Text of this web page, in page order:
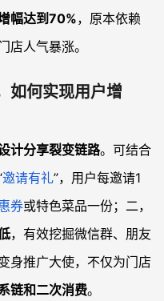
幅达到70%，原本依赖
店人气暴涨。
如何实现用户增
计分享裂变链路。可结合
邀请有礼”，用户每邀请1
券或特色菜品一份；二，
，有效挖掘微信群、朋友
身推广大使，不仅为门店
链和二次消费。